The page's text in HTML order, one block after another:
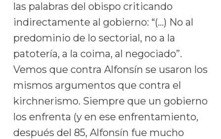
las palabras del obispo criticando
indirectamente al gobierno: “(…) No al
predominio de lo sectorial, no a la
patotería, a la coima, al negociado”.
Vemos que contra Alfonsín se usaron los
mismos argumentos que contra el
kirchnerismo. Siempre que un gobierno
los enfrenta (y en ese enfrentamiento,
después del 85, Alfonsín fue mucho